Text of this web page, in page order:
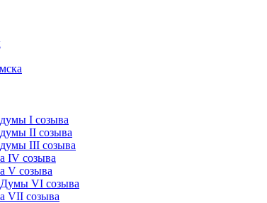
I созыва
II созыва
III созыва
IV созыва
V созыва
Думы VI созыва
VII созыва